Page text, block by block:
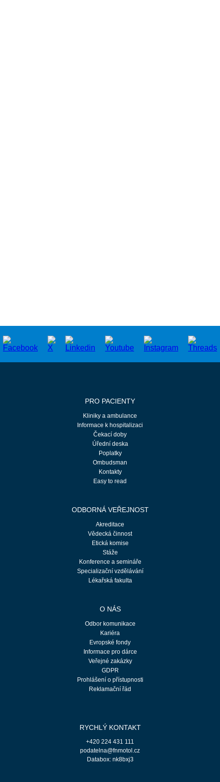
PRO PACIENTY
Kliniky a ambulance
Informace k hospitalizaci
Čekací doby
Úřední deska
Poplatky
Ombudsman
Kontakty
Easy to read
ODBORNÁ VEŘEJNOST
Akreditace
Vědecká činnost
Etická komise
Stáže
Konference a semináře
Specializační vzdělávání
Lékařská fakulta
O NÁS
Odbor komunikace
Kariéra
Evropské fondy
Informace pro dárce
Veřejné zakázky
GDPR
Prohlášení o přístupnosti
Reklamační řád
RYCHLÝ KONTAKT
+420 224 431 111
podatelna@fnmotol.cz
Databox: nk8bxj3